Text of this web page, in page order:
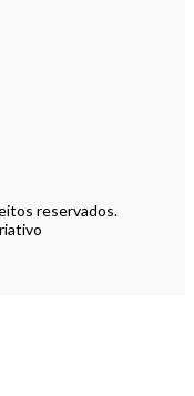
reservados.